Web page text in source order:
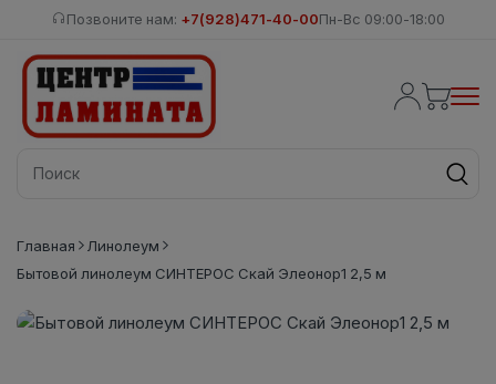
Позвоните нам: +7(928)471-40-00Пн-Вс 09:00-18:00
Главная
Линолеум
Бытовой линолеум СИНТЕРОС Скай Элеонор1 2,5 м